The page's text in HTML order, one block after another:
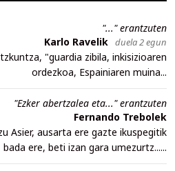
"..." erantzuten
Karlo Ravelik duela 2 egun
"guardia zibila, inkisizioaren
ordezkoa, Espainiaren muina...
"Ezker abertzalea eta..." erantzuten
Fernando Trebolek
Asier, ausarta ere gazte ikuspegitik
bada ere, beti izan gara umezurtz......